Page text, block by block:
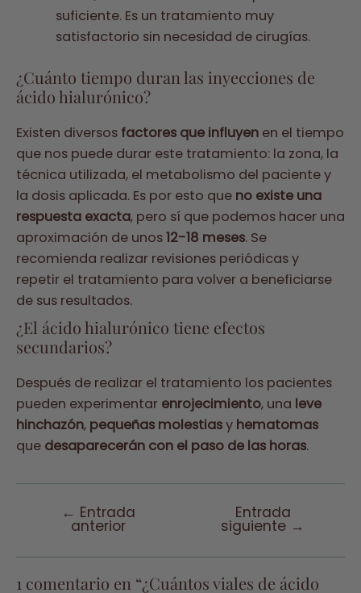
suficiente. Es un tratamiento muy
satisfactorio sin necesidad de cirugías.
¿Cuánto tiempo duran las inyecciones de
ácido hialurónico?
Existen diversos factores que influyen en el tiempo
que nos puede durar este tratamiento: la zona, la
técnica utilizada, el metabolismo del paciente y
la dosis aplicada. Es por esto que no existe una
respuesta exacta, pero sí que podemos hacer una
aproximación de unos12-18 meses. Se
recomienda realizar revisiones periódicas y
repetir el tratamiento para volver a beneficiarse
de sus resultados.
¿El ácido hialurónico tiene efectos
secundarios?
Después de realizar el tratamiento los pacientes
pueden experimentar enrojecimiento, una leve
hinchazón, pequeñas molestiasy hematomas
que desaparecerán con el paso de las horas.
Navegación
entradas
← Entrada
anterior
Entrada
siguiente →
1 comentario en “¿Cuántos viales de ácido